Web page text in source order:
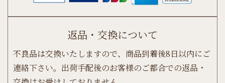
返品・交換について
不良品は交換いたしますので、商品到着後8日以内にご
連絡下さい。出荷手配後のお客様のご都合での返品・